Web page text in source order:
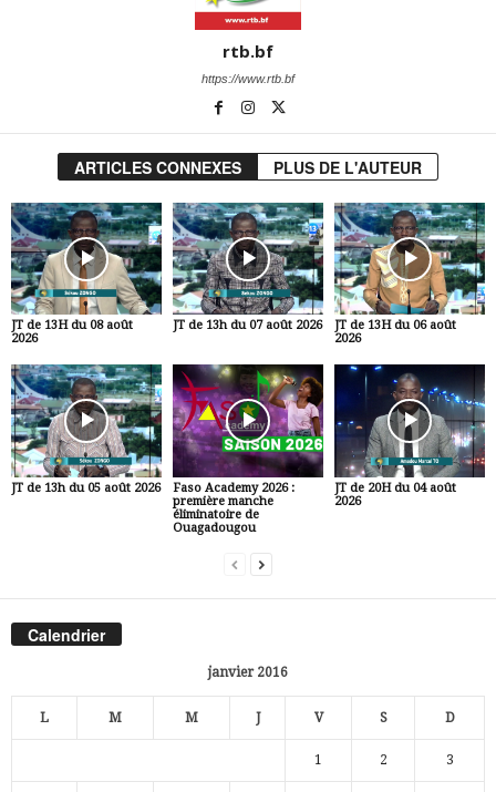
rtb.bf
https://www.rtb.bf
ARTICLES CONNEXES PLUS DE L'AUTEUR
JT de 13H du 08 août
2026
JT de 13h du 07 août 2026
JT de 13H du 06 août
2026
JT de 13h du 05 août 2026
Faso Academy 2026 :
première manche
éliminatoire de
Ouagadougou
JT de 20H du 04 août
2026
Calendrier
janvier 2016
L M M J V S D
1 2 3